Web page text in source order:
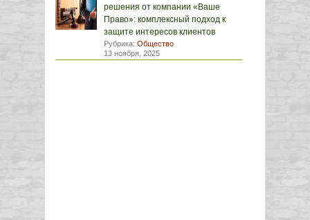
решения от компании «Ваше
Право»: комплексный подход к
защите интересов клиентов
Рубрика: Общество
13 ноября, 2025